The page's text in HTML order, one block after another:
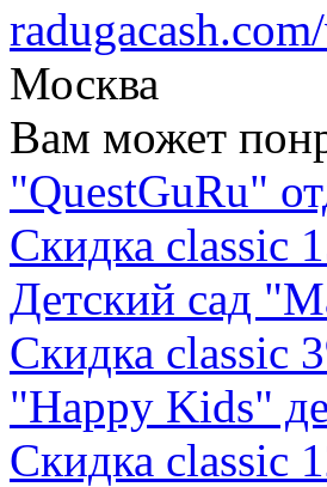
Москва
Вам может
"QuestGuRu"
Скидка classic
Детский сад
Скидка classic
"Happy Kids"
Скидка classic